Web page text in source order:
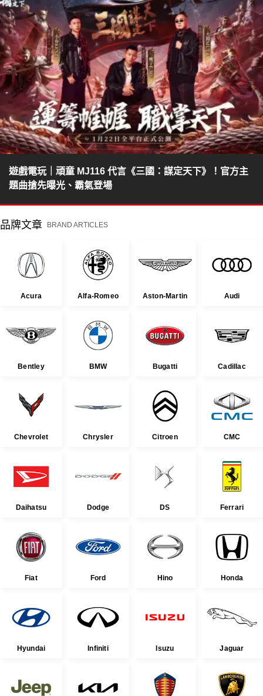
遊戲電玩｜頑童 MJ116 代言《三國：謀定天下》！官方主
題曲搶先曝光、霸氣登場
品牌文章 BRAND ARTICLES
Acura Alfa-Romeo Aston-Martin Audi
Bentley BMW Bugatti Cadillac
Chevrolet Chrysler Citroen CMC
Daihatsu Dodge DS Ferrari
Fiat Ford Hino Honda
Hyundai Infiniti Isuzu Jaguar